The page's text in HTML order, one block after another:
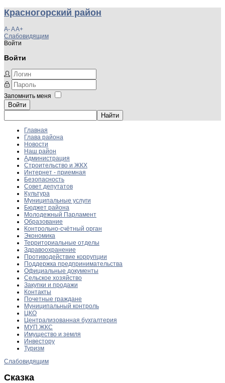
Красногорский район
A-AA+
Слабовидящим
Войти
Войти
Запомнить меня
Войти
Главная
Глава района
Новости
Наш район
Администрация
Строительство и ЖКХ
Интернет - приемная
Безопасность
Совет депутатов
Культура
Муниципальные услуги
Бюджет района
Молодежный Парламент
Образование
Контрольно-счётный орган
Экономика
Территориальные отделы
Здравоохранение
Противодействие коррупции
Поддержка предпринимательства
Официальные документы
Сельское хозяйство
Закупки и продажи
Контакты
Почетные граждане
Муниципальный контроль
ЦКО
Централизованная бухгалтерия
МУП ЖКС
Имущество и земля
Инвестору
Туризм
Слабовидящим
Сказка